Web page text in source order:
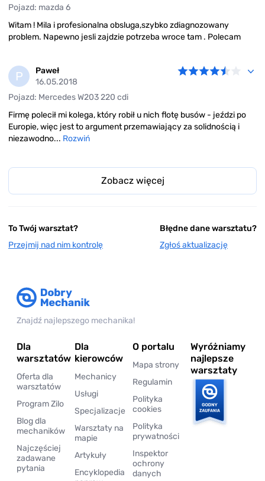
Pojazd: mazda 6
Witam ! Mila i profesionalna obsluga,szybko zdiagnozowany
problem. Napewno jesli zajdzie potrzeba wroce tam . Polecam
P
Paweł
16.05.2018
Pojazd: Mercedes W203 220 cdi
Firmę polecił mi kolega, który robił u nich flotę busów - jeździ po
Europie, więc jest to argument przemawiający za solidnością i
niezawodno... Rozwiń
Zobacz więcej
To Twój warsztat?
Przejmij nad nim kontrolę
Błędne dane warsztatu?
Zgłoś aktualizację
Znajdź najlepszego mechanika!
Dla
warsztatów
Oferta dla
warsztatów
Program Zilo
Blog dla
mechaników
Najczęściej
zadawane
pytania
Dla
kierowców
Mechanicy
Usługi
Specjalizacje
Warsztaty na
mapie
Artykuły
Encyklopedia
O portalu
Mapa strony
Regulamin
Polityka
cookies
Polityka
prywatności
Inspektor
ochrony
danych
Wyróżniamy
najlepsze
warsztaty